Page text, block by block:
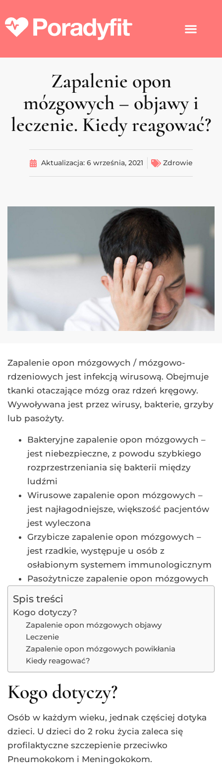
Zapalenie opon
mózgowych – objawy i
leczenie. Kiedy reagować?
Aktualizacja: 6 września, 2021 Zdrowie
Zapalenie opon mózgowych / mózgowo-
rdzeniowych jest infekcją wirusową. Obejmuje
tkanki otaczające mózg oraz rdzeń kręgowy.
Wywoływana jest przez wirusy, bakterie, grzyby
lub pasożyty.
Bakteryjne zapalenie opon mózgowych –
jest niebezpieczne, z powodu szybkiego
rozprzestrzeniania się bakterii między
ludźmi
Wirusowe zapalenie opon mózgowych –
jest najłagodniejsze, większość pacjentów
jest wyleczona
Grzybicze zapalenie opon mózgowych –
jest rzadkie, występuje u osób z
osłabionym systemem immunologicznym
Pasożytnicze zapalenie opon mózgowych
Spis treści
Kogo dotyczy?
Zapalenie opon mózgowych objawy
Leczenie
Zapalenie opon mózgowych powikłania
Kiedy reagować?
Kogo dotyczy?
Osób w każdym wieku, jednak częściej dotyka
dzieci. U dzieci do 2 roku życia zaleca się
profilaktyczne szczepienie przeciwko
Pneumokokom i Meningokokom.